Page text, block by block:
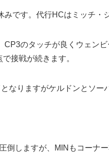
です。代行HCはミッチ・
CP3のタッチが良くウェン
接戦が続きます。
なりますがケルドンとソー
倒しますが、MINもコーナー